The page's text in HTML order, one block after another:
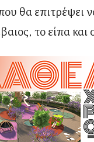
θα επιτρέψει
το είπα